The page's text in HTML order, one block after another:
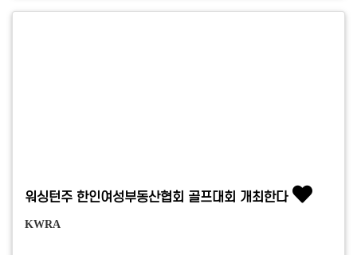
워싱턴주 한인여성부동산협회 골프대회 개최한다
KWRA